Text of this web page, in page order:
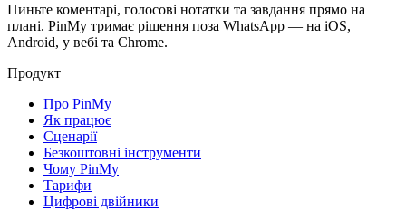
Пиньте коментарі, голосові нотатки та завдання прямо на
плані. PinMy тримає рішення поза WhatsApp — на iOS,
Android, у вебі та Chrome.
Продукт
Про PinMy
Як працює
Сценарії
Безкоштовні інструменти
Чому PinMy
Тарифи
Цифрові двійники